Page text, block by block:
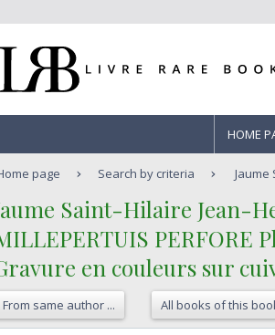
HOME
page Search by criteria Jaume
Saint-Hilaire Jean-
PERFORE
en couleurs sur
From same author ... All books of this